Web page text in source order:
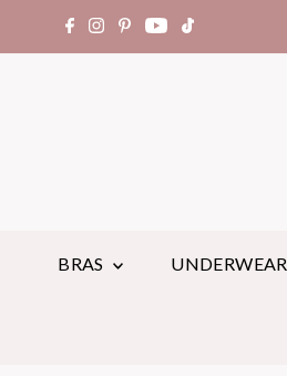
世界中でレビュー14,000件以上
BRAS UNDERWEAR